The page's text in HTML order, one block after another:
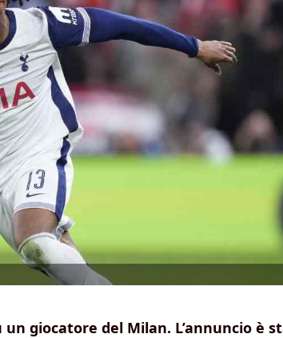
giocatore del Milan. L’annuncio è